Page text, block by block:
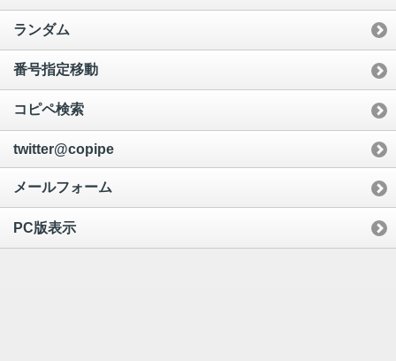
ランダム
番号指定移動
コピペ検索
twitter@copipe
メールフォーム
PC版表示